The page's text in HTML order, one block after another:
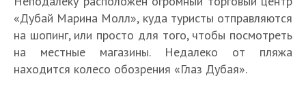
«Дубай Марина Молл», куда туристы отправляются
на шопинг, или просто для того, чтобы посмотреть
на местные магазины. Недалеко от пляжа
находится колесо обозрения «Глаз Дубая».